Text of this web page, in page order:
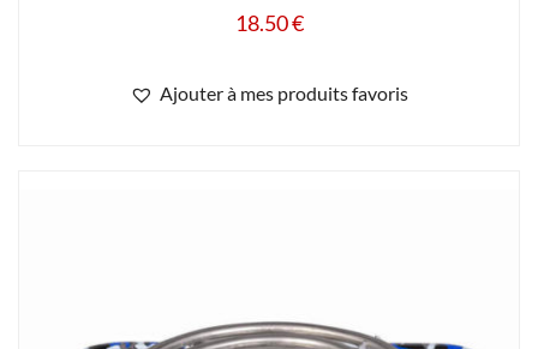
18.50€
Ajouter à mes produits favoris